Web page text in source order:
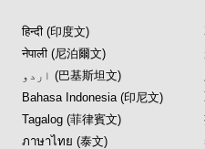
हिन्दी (印度文)
नेपाली (尼泊爾文)
اردو (巴基斯坦文)
Bahasa Indonesia (印尼文)
Tagalog (菲律賓文)
ภาษาไทย (泰文)